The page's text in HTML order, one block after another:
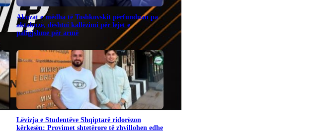
Akuzat e mëdha të Toshkovskit përfunduan pa
aktakuzë, dështoi kallëzimi për lejet e
paligjshme për armë
Lëvizja e Studentëve Shqiptarë ridorëzon
kërkesën: Provimet shtetërore të zhvillohen edhe